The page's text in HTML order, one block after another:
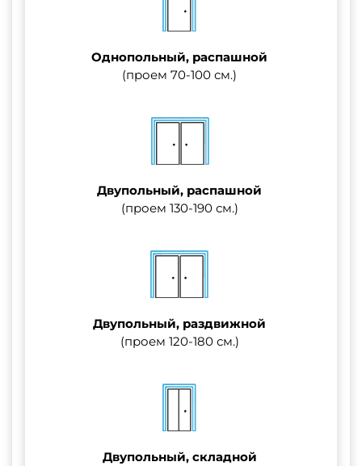
Однопольный, распашной
(проем 70-100 см.)
Двупольный, распашной
(проем 130-190 см.)
Двупольный, раздвижной
(проем 120-180 см.)
Двупольный, складной